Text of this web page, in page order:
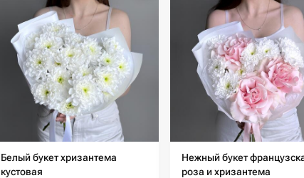
Белый букет хризантема
кустовая
Нежный букет
роза и хризантема